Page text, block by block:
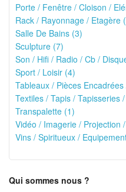
Porte / Fenêtre / Cloison /
Rack / Rayonnage / Etagère
Salle De Bains (3)
Sculpture (7)
Son / Hifi / Radio / Cb /
Sport / Loisir (4)
Tableaux / Pièces
Textiles / Tapis / Tapisseries
Transpalette (1)
Vidéo / Imagerie / Projection
Vins / Spiritueux /
Qui sommes nous ?